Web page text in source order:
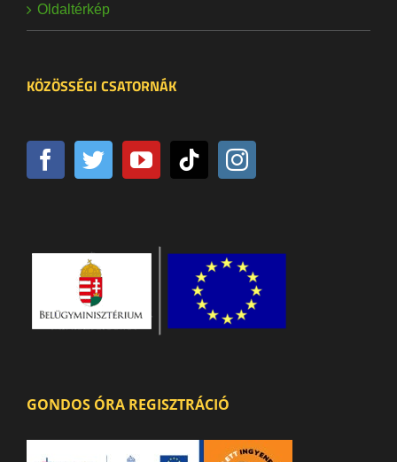
Oldaltérkép
KÖZÖSSÉGI CSATORNÁK
GONDOS ÓRA REGISZTRÁCIÓ